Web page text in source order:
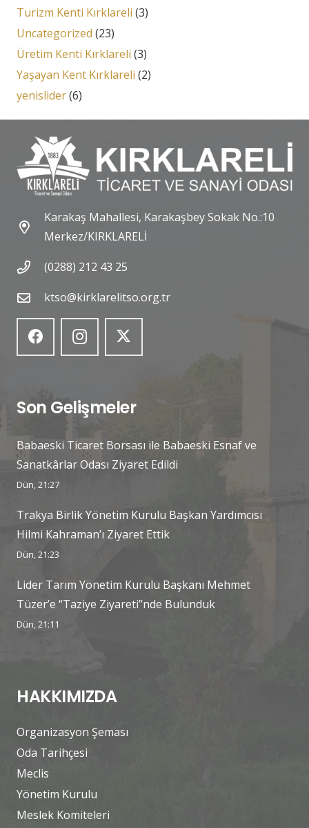
Turizm Kenti Kırklareli (3)
Uncategorized (23)
Üretim Kenti Kırklareli (3)
Yaşayan Kent Kırklareli (2)
yenislider(6)
Karakaş Mahallesi, Karakaşbey Sokak No.:10
Merkez/KIRKLARELİ
(0288) 212 43 25
ktso@kirklarelitso.org.tr
Son Gelişmeler
Babaeski Ticaret Borsası ile Babaeski Esnaf ve
Sanatkârlar Odası Ziyaret Edildi
Dün, 21:27
Trakya Birlik Yönetim Kurulu Başkan Yardımcısı
Hilmi Kahraman’ı Ziyaret Ettik
Dün, 21:23
Lider Tarım Yönetim Kurulu Başkanı Mehmet
Tüzer’e “Taziye Ziyareti”nde Bulunduk
Dün, 21:11
HAKKIMIZDA
Organizasyon Şeması
Oda Tarihçesi
Meclis
Yönetim Kurulu
Meslek Komiteleri